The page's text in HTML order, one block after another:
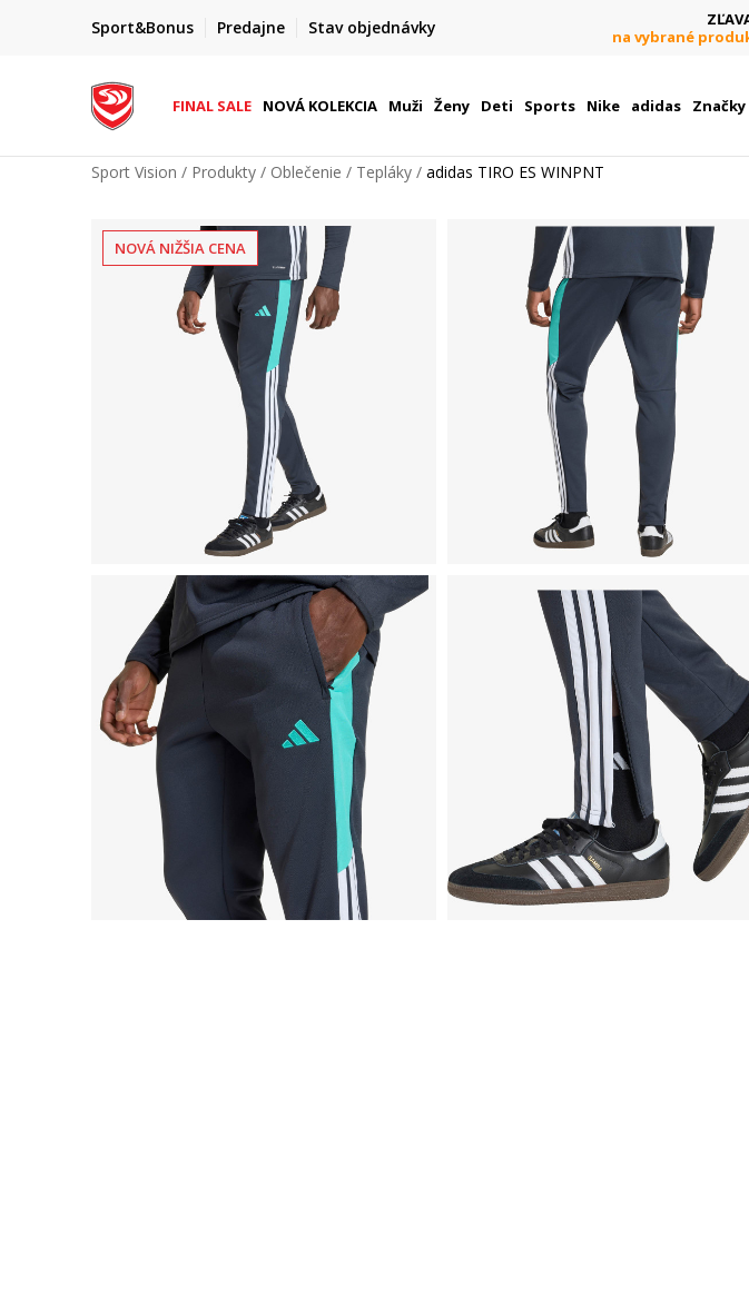
Sport&Bonus Predajne Stav objednávky
FINAL SALE AŽ -60 %
+ extra zľava 10 % len do 9. 8.
na vybrané
FINAL SALE NOVÁ KOLEKCIA Muži Ženy Deti Sports Nike adidas Značky
Sport Vision Produkty Oblečenie Tepláky adidas TIRO ES WINPNT
NOVÁ NIŽŠIA CENA